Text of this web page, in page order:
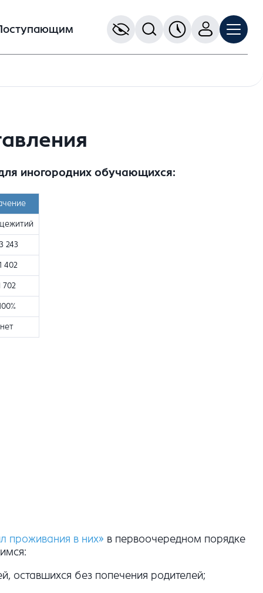
иногородних обучающихся:
243
402
702
нет
проживания в них» в первоочередном порядке
оставшихся без попечения родителей;